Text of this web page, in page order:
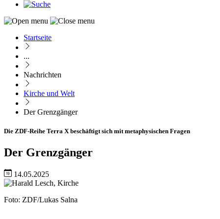
Pfadnavigation
Startseite
...
Nachrichten
Kirche und Welt
Der Grenzgänger
Die ZDF-Reihe Terra X beschäftigt sich mit metaphysischen Fragen
Der Grenzgänger
14.05.2025
Image
Nachweis
Foto: ZDF/Lukas Salna